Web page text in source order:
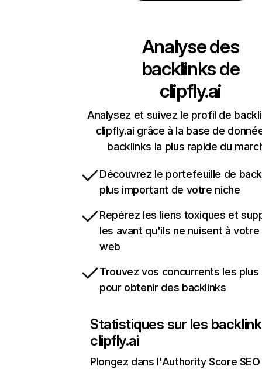
Analyse des
backlinks de
clipfly.ai
Analysez et suivez le profil de
clipfly.ai grâce à la base de
backlinks la plus rapide du
Découvrez le portefeuille de
plus important de votre niche
Repérez les liens toxiques et
les avant qu'ils ne nuisent à
web
Trouvez vos concurrents les
pour obtenir des backlinks
Statistiques sur les
clipfly.ai
Plongez dans l'Authority Score